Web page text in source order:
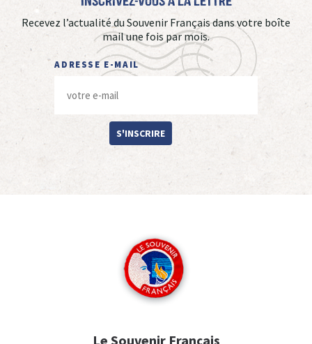
Recevez l’actualité du Souvenir Français dans votre boîte
mail une fois par mois.
ADRESSE E-MAIL
S'INSCRIRE
Le Souvenir Français